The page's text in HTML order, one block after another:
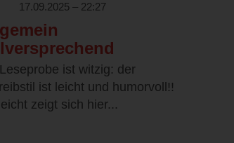
17.09.2025 – 22:27
ist witzig: der
ist leicht und humorvoll!!
zeigt sich hier...